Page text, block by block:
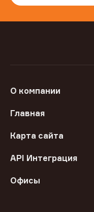
О компании
Главная
Карта сайта
API Интеграция
Офисы